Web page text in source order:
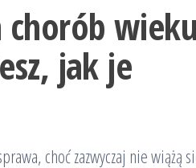
chorób wieku
jak je
choć zazwyczaj nie wiążą